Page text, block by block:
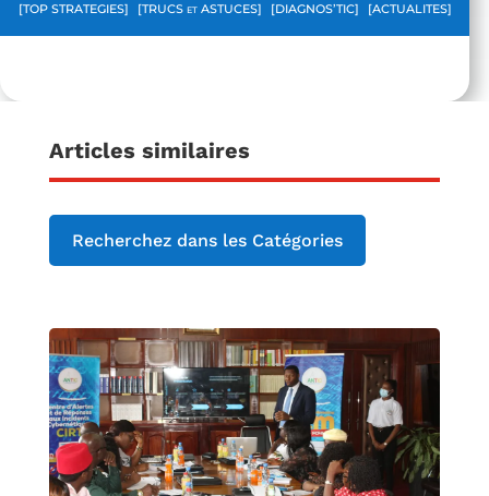
[TOP STRATEGIES] [TRUCS et ASTUCES] [DIAGNOS’TIC] [ACTUALITES]
Articles similaires
Recherchez dans les Catégories